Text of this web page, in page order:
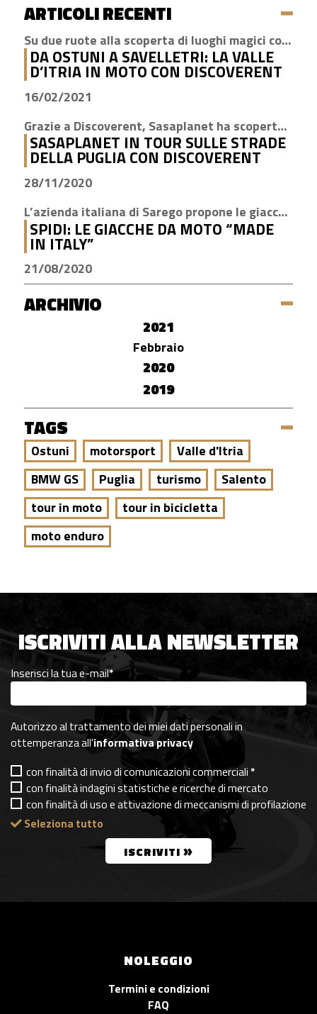
ARTICOLI RECENTI
Su due ruote alla scoperta di luoghi magici come Cisternino, Locorotondo e Alberobello
DA OSTUNI A SAVELLETRI: LA VALLE
D’ITRIA IN MOTO CON DISCOVERENT
16/02/2021
Grazie a Discoverent, Sasaplanet ha scoperto la magia della nostra amata regione
SASAPLANET IN TOUR SULLE STRADE
DELLA PUGLIA CON DISCOVERENT
28/11/2020
L’azienda italiana di Sarego propone le giacche con la tecnologia H2Out, impermeabile, antivento e traspirante
SPIDI: LE GIACCHE DA MOTO “MADE
IN ITALY”
21/08/2020
ARCHIVIO
2021
Febbraio
2020
2019
TAGS
Ostuni motorsport
Valle d'Itria
BMW GS
Puglia turismo
Salento
tour in moto
tour in bicicletta
moto enduro
ISCRIVITI ALLA NEWSLETTER
Inserisci la tua e-mail*
Autorizzo al trattamento dei miei dati personali in
ottemperanza all'informativa privacy
con finalità di invio di comunicazioni commerciali*
con finalità indagini statistiche e ricerche di mercato
con finalità di uso e attivazione di meccanismi di profilazione
Seleziona tutto
ISCRIVITI »
NOLEGGIO
Termini e condizioni
FAQ